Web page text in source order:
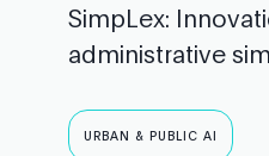
SimpLex:
administrative
URBAN & PUBLIC AI